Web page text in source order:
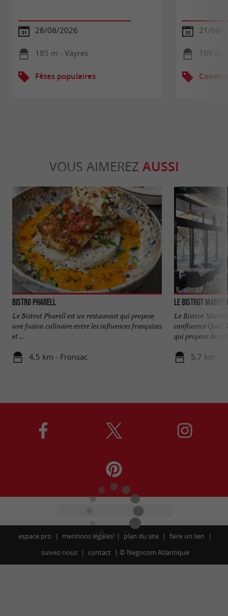
28/08/2026
185 m - Vayres
Fêtes populaires
21/08/
189 m
VOUS AIMEREZ AUSSI
Bistro Pharell
Le Bistrot Pharell est un restaurant qui propose
une fusion culinaire entre les influences françaises
et ...
4,5 km - Fronsac
Le Bistrot
Le Bistrot
confluence Quai
qui propose des
5,7 km -
espace pro mentions légales plan du site
faire un lien
suivez-nous
contact © Negocom Atlantique